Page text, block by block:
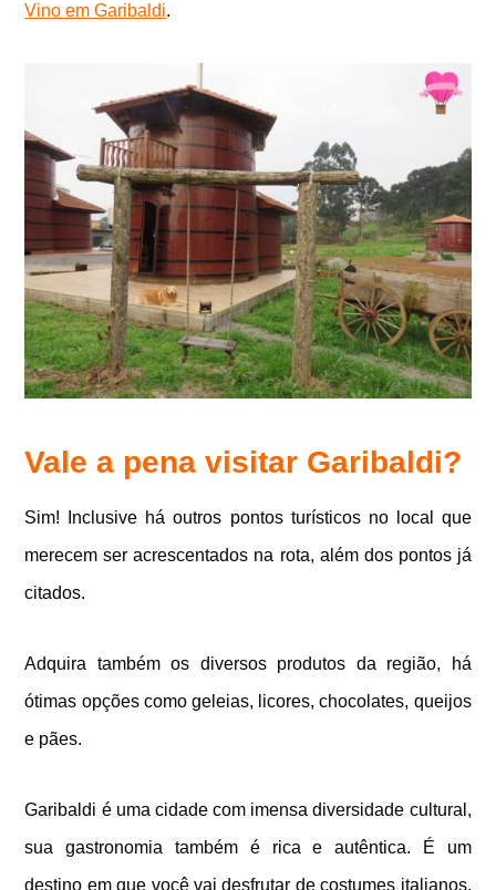
Vino em Garibaldi.
Vale a pena visitar Garibaldi?
Sim! Inclusive há outros pontos turísticos no local que
merecem ser acrescentados na rota, além dos pontos já
citados.
Adquira também os diversos produtos da região, há
ótimas opções como geleias, licores, chocolates, queijos
e pães.
Garibaldi é uma cidade com imensa diversidade cultural,
sua gastronomia também é rica e autêntica. É um
destino em que você vai desfrutar de costumes italianos,